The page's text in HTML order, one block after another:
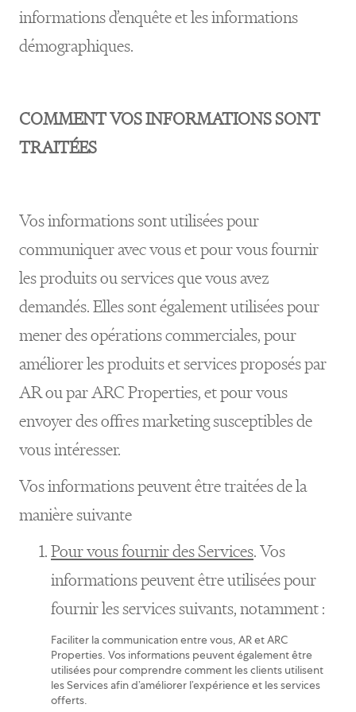
informations d’enquête et les informations
démographiques.
COMMENT VOS INFORMATIONS SONT
TRAITÉES
Vos informations sont utilisées pour
communiquer avec vous et pour vous fournir
les produits ou services que vous avez
demandés. Elles sont également utilisées pour
mener des opérations commerciales, pour
améliorer les produits et services proposés par
AR ou par ARC Properties, et pour vous
envoyer des offres marketing susceptibles de
vous intéresser.
Vos informations peuvent être traitées de la
manière suivante
Pour vous fournir des Services. Vos
informations peuvent être utilisées pour
fournir les services suivants, notamment :
Faciliter la communication entre vous, AR et ARC
Properties. Vos informations peuvent également être
utilisées pour comprendre comment les clients utilisent
les Services afin d’améliorer l’expérience et les services
offerts.